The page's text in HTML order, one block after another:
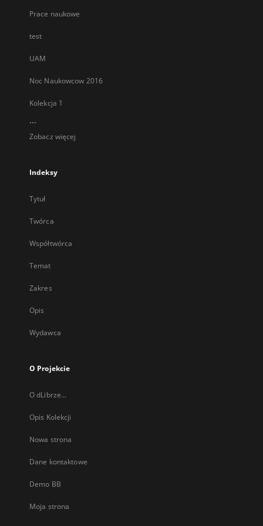
Prace naukowe
test
UAM
Noc Naukowcow 2016
Kolekcja 1
...
Zobacz więcej
Indeksy
Tytuł
Twórca
Współtwórca
Temat
Zakres
Opis
Wydawca
O Projekcie
O dLibrze...
Opis Kolekcji
Nowa strona
Dane kontaktowe
Demo BB
Moja strona